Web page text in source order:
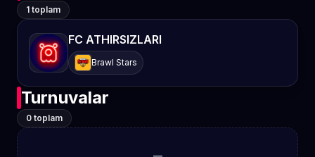
1 toplam
FC ATHIRSIZLARI
Brawl Stars
Turnuvalar
0 toplam